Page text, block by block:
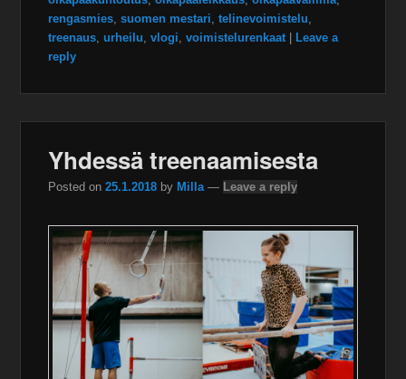
rengasmies ,suomen mestari ,telinevoimistelu
treenaus ,urheilu ,vlogi ,voimistelurenkaat | Leave a
reply
Yhdessä treenaamisesta
Posted on25.1.2018 by Milla — Leave a reply